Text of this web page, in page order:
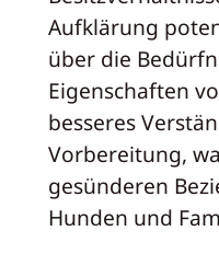
Aufklärung
über die
Eigenschaften
besseres
Vorbereitung,
gesünderen
Hunden und